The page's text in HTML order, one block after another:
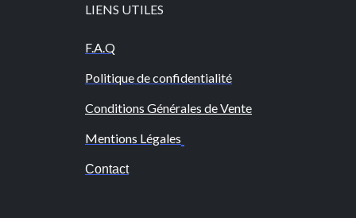
LIENS UTILES
F.A.Q
Politique de confidentialité
Conditions Générales de Vente
Mentions Légales
Contact